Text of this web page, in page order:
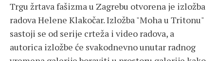
Trgu žrtava fašizma u Zagrebu otvorena je izložba
radova Helene Klakočar. Izložba "Moha u Tritonu"
sastoji se od serije crteža i video radova, a
autorica izložbe će svakodnevno unutar radnog